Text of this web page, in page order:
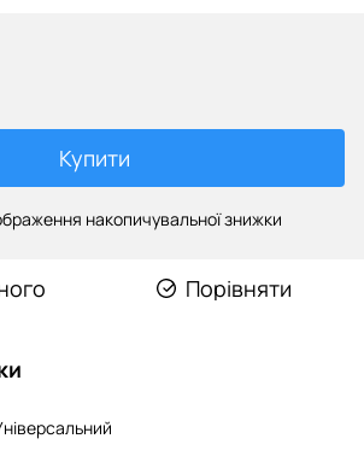
Купити
накопичувальної знижки
Порівняти